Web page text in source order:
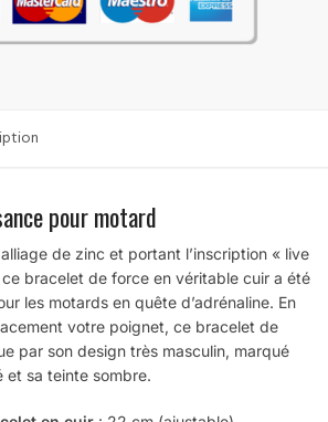
pour motard
alliage de zinc et portant l’inscription « live
bracelet de force en véritable cuir a été
les motards en quête d’adrénaline. En
votre poignet, ce bracelet de
par son design très masculin, marqué
et sa teinte sombre.